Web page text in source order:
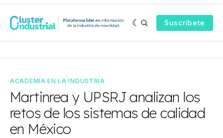
Suscríbete
ACADEMIA EN LA INDUSTRIA
Martinrea y UPSRJ analizan los
retos de los sistemas de calidad
en México